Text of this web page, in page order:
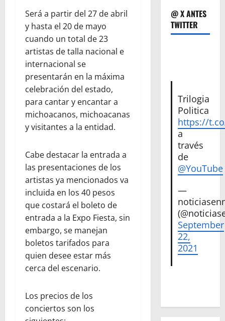
Será a partir del 27 de abril
y hasta el 20 de mayo
cuando un total de 23
artistas de talla nacional e
internacional se
presentarán en la máxima
celebración del estado,
para cantar y encantar a
michoacanos, michoacanas
y visitantes a la entidad.
Cabe destacar la entrada a
las presentaciones de los
artistas ya mencionados va
incluida en los 40 pesos
que costará el boleto de
entrada a la Expo Fiesta, sin
embargo, se manejan
boletos tarifados para
quien desee estar más
cerca del escenario.
Los precios de los
conciertos son los
@ X ANTES
TWITTER
Trilogia
Politica
https://
a
través
de
@YouTube
—
September
22,
2021